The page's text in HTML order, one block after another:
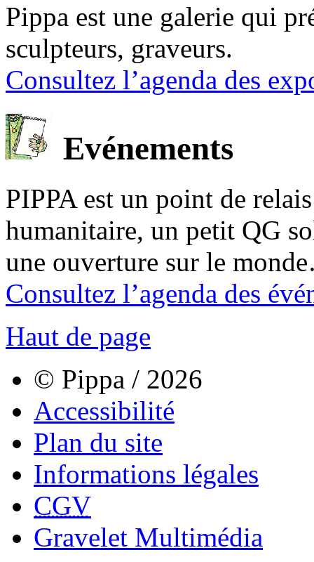
Pippa est une galerie qui
sculpteurs, graveurs.
Consultez l’agenda des
Evénements
PIPPA est un point de
humanitaire, un petit QG
une ouverture sur le
Consultez l’agenda des
Haut de page
© Pippa / 2026
Accessibilité
Plan du site
Informations légales
CGV
Gravelet Multimédia